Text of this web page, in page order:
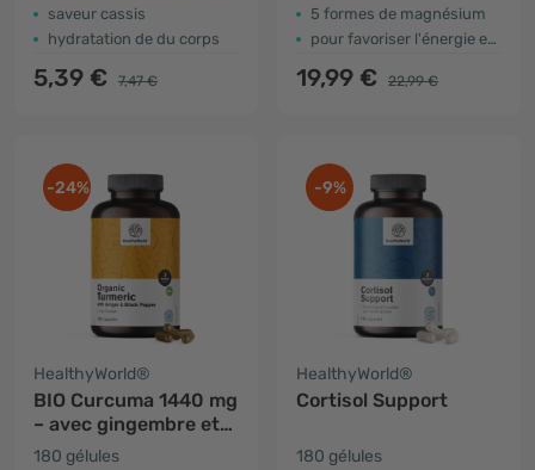
saveur cassis
hydratation de du corps
5,39 € 7,47 €
5 formes de magnésium
pour favoriser l'énergie et la fonction musculaire
19,99 € 22,99 €
-24%
HealthyWorld®
BIO Curcuma 1440 mg
– avec gingembre et
poivre noir
180 gélules
-9%
HealthyWorld®
Cortisol Support
180 gélules